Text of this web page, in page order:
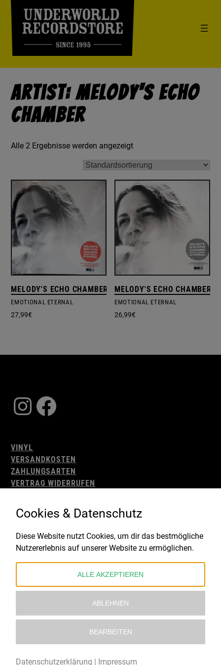
Artist: Melody's Echo
Chamber
Alle 2 Ergebnisse werden angezeigt
MELODY'S ECHO CHAMBER, MELODY'S ECHO CHAMBER
EMOTIONAL ETERNAL
27,99€
MELODY'S ECHO CHAMBER,
EMOTIONAL ETERNAL
26,99€
Instagram
Facebook
VINYL
VERSANDKOSTEN
ZAHLUNGSARTEN
VERTRAG WIDERRUFEN
WIDERRUFSBELEHRUNG
IMPRESSUM
Gefördert durch:
Cookies & Datenschutz
Diese Website nutzt Cookies, um dir das bestmögliche
Nutzererlebnis auf unserer Website zu ermöglichen.
ALLE AKZEPTIEREN
ABLEHNEN
BEARBEITEN
Datenschutzerklärung | Impressum